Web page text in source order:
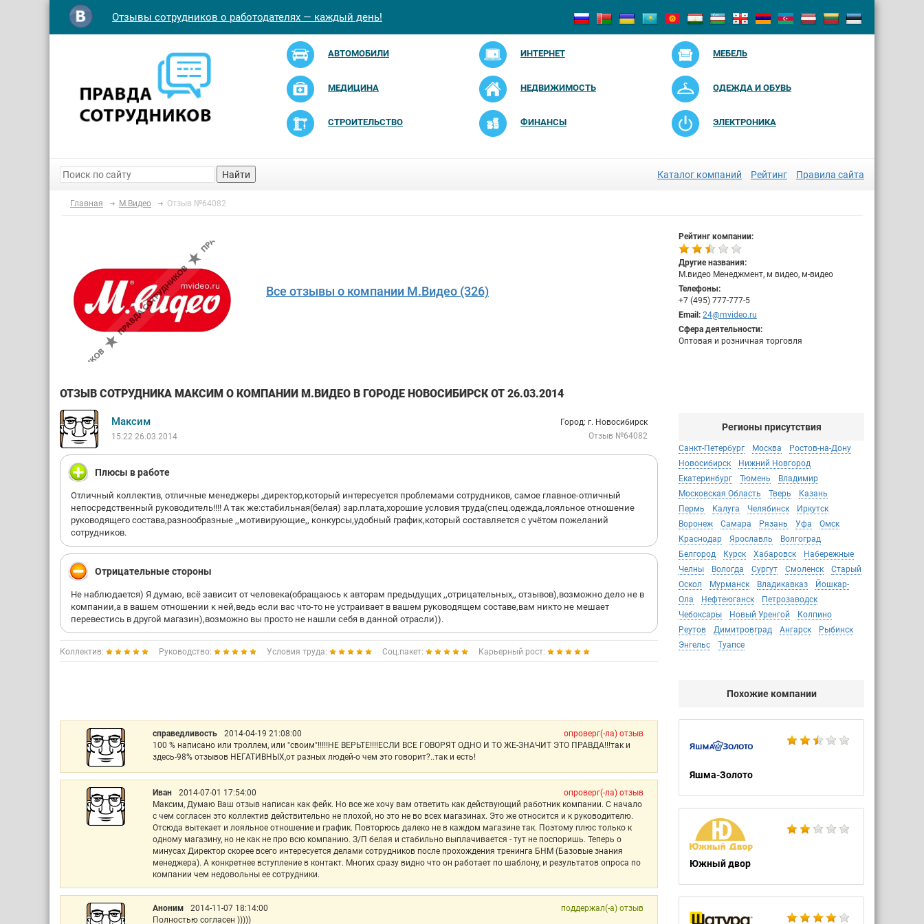
Отзывы сотрудников о работодателях — каждый день!
АВТОМОБИЛИ ИНТЕРНЕТ МЕБЕЛЬ
МЕДИЦИНА НЕДВИЖИМОСТЬ ОДЕЖДА И ОБУВЬ
СТРОИТЕЛЬСТВО ФИНАНСЫ ЭЛЕКТРОНИКА
Найти Каталог компаний Рейтинг Правила сайта
Главная М.Видео Отзыв №64082
Все отзывы о компании М.Видео (326)
Рейтинг компании:
Другие названия:
М.видео Менеджмент, м видео, м-видео
Телефоны:
+7 (495) 777-777-5
Email: 24@mvideo.ru
Сфера деятельности:
Оптовая и розничная торговля
ОТЗЫВ СОТРУДНИКА МАКСИМ О КОМПАНИИ М.ВИДЕО В ГОРОДЕ НОВОСИБИРСК ОТ 26.03.2014
Максим
15:22 26.03.2014
Город: г. Новосибирск
Отзыв №64082
Плюсы в работе
Отличный коллектив, отличные менеджеры ,директор,который интересуется проблемами сотрудников, самое главное-отличный
непосредственный руководитель!!!! А так же:стабильная(белая) зар.плата,хорошие условия труда(спец.одежда,лояльное отношение
руководящего состава,разнообразные ,,мотивирующие,, конкурсы,удобный график,который составляется с учётом пожеланий
сотрудников.
Отрицательные стороны
Не наблюдается) Я думаю, всё зависит от человека(обращаюсь к авторам предыдущих ,,отрицательных,, отзывов),возможно дело не в
компании,а в вашем отношении к ней,ведь если вас что-то не устраивает в вашем руководящем составе,вам никто не мешает
перевестись в другой магазин),возможно вы просто не нашли себя в данной отрасли)).
Коллектив: Руководство: Условия труда: Соц.пакет: Карьерный рост:
справедливость 2014-04-19 21:08:00
опроверг(-ла) отзыв
100 % написано или троллем, или "своим"!!!!!НЕ ВЕРЬТЕ!!!!ЕСЛИ ВСЕ ГОВОРЯТ ОДНО И ТО ЖЕ-ЗНАЧИТ ЭТО ПРАВДА!!!так и
здесь-98% отзывов НЕГАТИВНЫХ,от разных людей-о чем это говорит?..так и есть!
Иван 2014-07-01 17:54:00
опроверг(-ла) отзыв
Максим, Думаю Ваш отзыв написан как фейк. Но все же хочу вам ответить как действующий работник компании. С начало
с чем согласен это коллектив действительно не плохой, но это не во всех магазинах. Это же относится и к руководителю.
Отсюда вытекает и лояльное отношение и график. Повторюсь далеко не в каждом магазине так. Поэтому плюс только к
одному магазину, но не как не про всю компанию. З/П белая и стабильно выплачивается - тут не поспоришь. Теперь о
минусах Директор скорее всего интересуется делами сотрудников после прохождения тренинга БНМ (Базовые знания
менеджера). А конкретнее вступление в контакт. Многих сразу видно что он работает по шаблону, и результатов опроса по
компании чем недовольны ее сотрудники.
Аноним 2014-11-07 18:14:00
поддержал(-а) отзыв
Полностью согласен )))))
Регионы присутствия
Санкт-Петербург Москва
Ростов-на-Дону
Новосибирск
Нижний Новгород
Екатеринбург
Тюмень
Владимир
Московская Область
Тверь
Казань
Пермь
Калуга Челябинск
Иркутск
Воронеж
Самара Рязань Уфа
Омск
Краснодар
Ярославль
Волгоград
Белгород
Курск Хабаровск
Набережные
Челны
Вологда Сургут Смоленск
Старый
Оскол
Мурманск Владикавказ
Йошкар-
Ола
Нефтеюганск
Петрозаводск
Чебоксары
Новый Уренгой
Колпино
Реутов
Димитровград Ангарск
Рыбинск
Энгельс
Туапсе
Похожие компании
Яшма-Золото
Южный двор